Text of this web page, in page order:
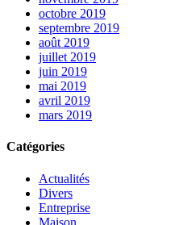
octobre 2019
septembre 2019
août 2019
juillet 2019
juin 2019
mai 2019
avril 2019
mars 2019
Catégories
Actualités
Divers
Entreprise
Maison